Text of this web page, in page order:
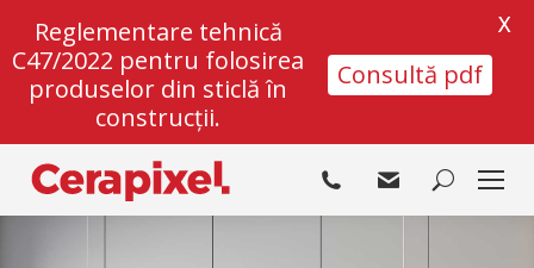
Search:
Reglementare tehnică
C47/2022 pentru folosirea
produselor din sticlă în
construcții.
Consultă pdf
X